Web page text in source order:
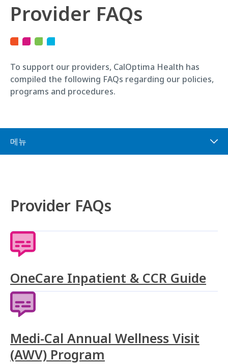
Provider FAQs
To support our providers, CalOptima Health has
compiled the following FAQs regarding our policies,
programs and procedures.
메뉴
Provider FAQs
OneCare Inpatient & CCR Guide
Medi-Cal Annual Wellness Visit
(AWV) Program